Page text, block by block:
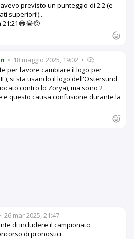
previsto un punteggio di 2:2 (e
superiori!)...
• 18 maggio 2025, 19:02 •
per favore cambiare il logo per
si sta usando il logo dell'Ostersund
contro lo Zorya), ma sono 2
e questo causa confusione durante la
26 mar 2025, 21:47
di includere il campionato
di pronostici.